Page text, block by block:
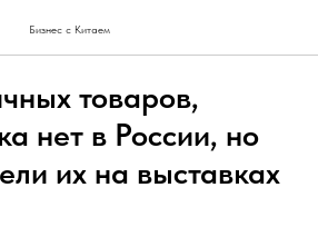
Бизнес с Китаем
товаров,
нет в России, но
их на выставках